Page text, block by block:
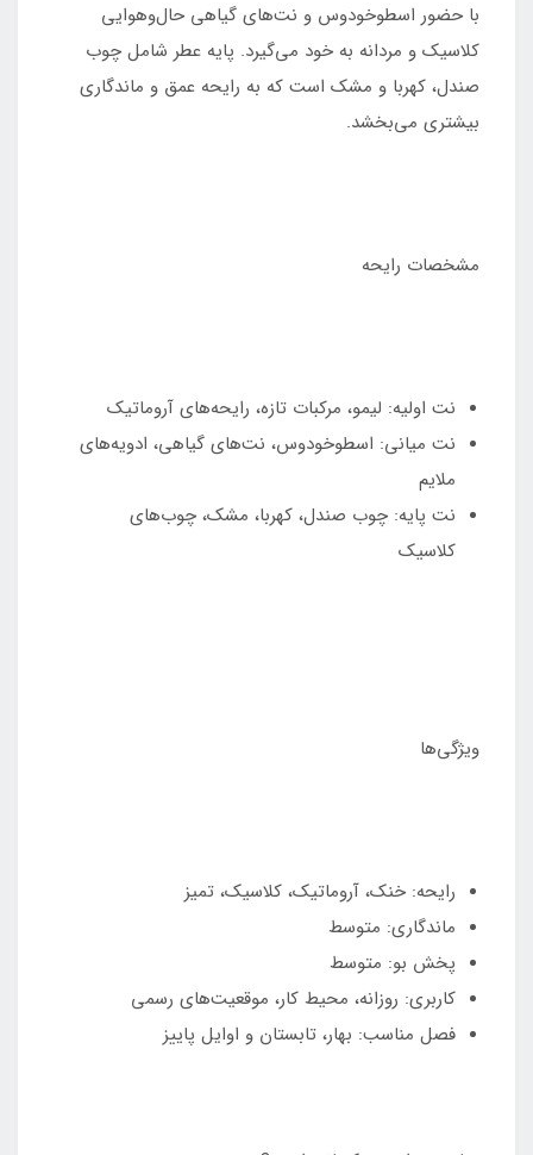
با حضور اسطوخودوس و نت‌های گیاهی حال‌وهوایی
کلاسیک و مردانه به خود می‌گیرد. پایه عطر شامل چوب
صندل، کهربا و مشک است که به رایحه عمق و ماندگاری
بیشتری می‌بخشد.
مشخصات رایحه
نت اولیه: لیمو، مرکبات تازه، رایحه‌های آروماتیک
نت میانی: اسطوخودوس، نت‌های گیاهی، ادویه‌های
ملایم
نت پایه: چوب صندل، کهربا، مشک، چوب‌های
کلاسیک
ویژگی‌ها
رایحه: خنک، آروماتیک، کلاسیک، تمیز
ماندگاری: متوسط
پخش بو: متوسط
کاربری: روزانه، محیط کار، موقعیت‌های رسمی
فصل مناسب: بهار، تابستان و اوایل پاییز